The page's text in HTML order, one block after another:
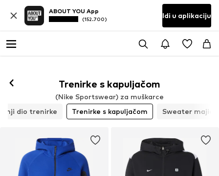
ABOUT YOU App
(152.700) Idi u aplikaciju
Trenirke s kapuljačom
(Nike Sportswear) za muškarce
dio trenirke
Trenirke s kapuljačom Sweater majice